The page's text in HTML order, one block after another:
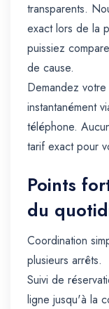
transparents.
exact lors de la
puissiez
de cause.
Demandez
instantanément
téléphone.
tarif exact pour
Points
du
Coordination
plusieurs arrêts.
Suivi de
ligne jusqu'à la